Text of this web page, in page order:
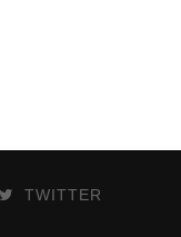
TWITTER